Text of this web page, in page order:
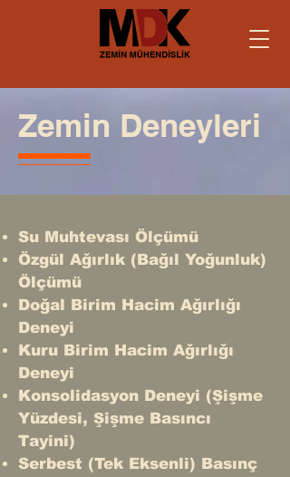
Zemin Deneyleri
Su Muhtevası Ölçümü
Özgül Ağırlık (Bağıl Yoğunluk)
Ölçümü
Doğal Birim Hacim Ağırlığı
Deneyi
Kuru Birim Hacim Ağırlığı
Deneyi
Konsolidasyon Deneyi (Şişme
Yüzdesi, Şişme Basıncı
Tayini)
Serbest (Tek Eksenli) Basınç